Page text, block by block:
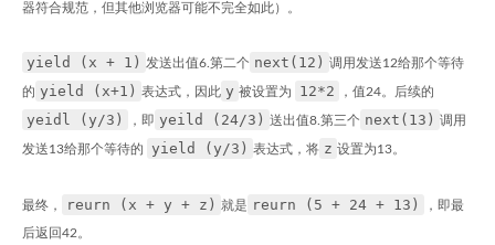
器符合规范，但其他浏览器可能不完全如此）。
yield (x + 1) 发送出值6.第二个 next(12) 调用发送12给那个等待
的 yield (x+1) 表达式，因此 y 被设置为 12*2 ，值24。后续的
yeidl (y/3) ，即 yeild (24/3) 送出值8.第三个 next(13) 调用
发送13给那个等待的 yield (y/3) 表达式，将 z 设置为13。
最终， reurn (x + y + z) 就是 reurn (5 + 24 + 13) ，即最
后返回42。